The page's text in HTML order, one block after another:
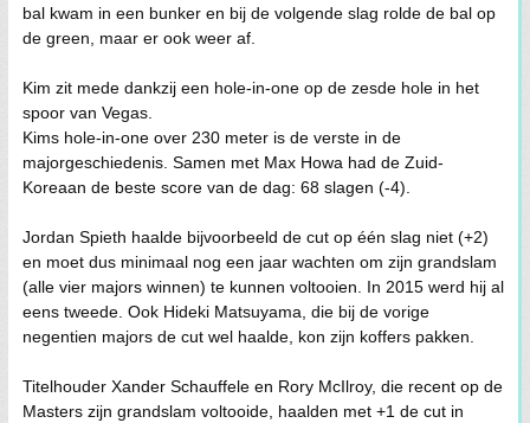
bal kwam in een bunker en bij de volgende slag rolde de bal op
de green, maar er ook weer af.
Kim zit mede dankzij een hole-in-one op de zesde hole in het
spoor van Vegas.
Kims hole-in-one over 230 meter is de verste in de
majorgeschiedenis. Samen met Max Howa had de Zuid-
Koreaan de beste score van de dag: 68 slagen (-4).
Jordan Spieth haalde bijvoorbeeld de cut op één slag niet (+2)
en moet dus minimaal nog een jaar wachten om zijn grandslam
(alle vier majors winnen) te kunnen voltooien. In 2015 werd hij al
eens tweede. Ook Hideki Matsuyama, die bij de vorige
negentien majors de cut wel haalde, kon zijn koffers pakken.
Titelhouder Xander Schauffele en Rory McIlroy, die recent op de
Masters zijn grandslam voltooide, haalden met +1 de cut in